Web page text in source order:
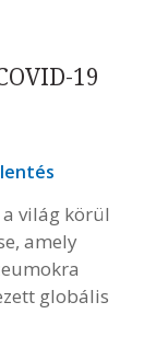
19
a világ körül
amely
globális